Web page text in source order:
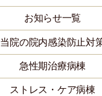
お知らせ一覧
当院の院内感染防止対
急性期治療病棟
ストレス・ケア病棟